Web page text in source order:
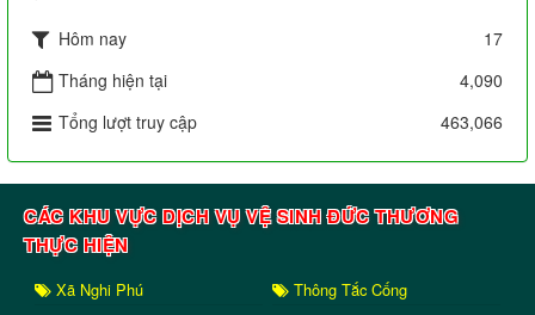
Hôm nay
17
Tháng hiện tại
4,090
Tổng lượt truy cập
463,066
CÁC KHU VỰC DỊCH VỤ VỆ SINH ĐỨC THƯƠNG
THỰC HIỆN
Xã Nghi Phú
Thông Tắc Cống